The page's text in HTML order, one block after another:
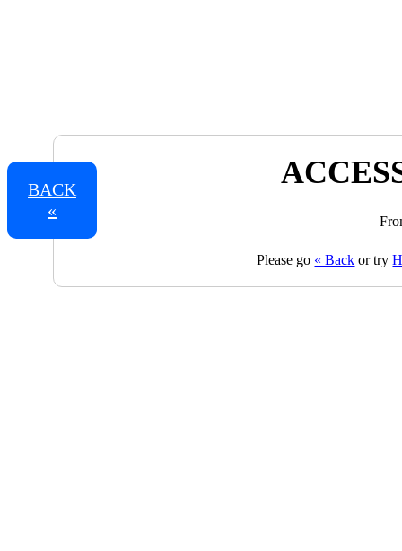
BACK
«
Please go « Back or try